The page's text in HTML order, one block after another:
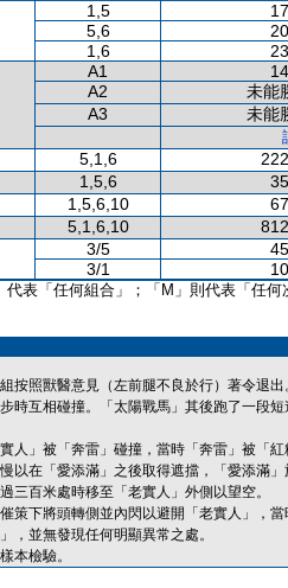
1,5
5,6
1,6
A1
A2
未能
A3
未能
5,1,6
1,5,6
1,5,6,10
5,1,6,10
3/5
3/1
表「任何組合」；「M」則代表「任何
按照獸醫意見（左前腿不良於行）著令退
時互相碰撞。「太陽戰馬」其後跑了一段
人」被「奔雷」碰撞，當時「奔雷」被「
以在「愛添滿」之後取得遮擋，「愛添滿
三百米處時移至「老實人」外側以望空。
策下將頭轉側並內閃以避開「老實人」，
，並無發現任何明顯異常之處。
本檢驗。